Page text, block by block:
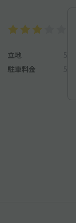
立地
5
駐車料金 5